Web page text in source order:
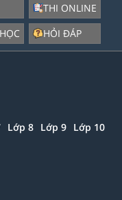
THI ONLINE
HỎI ĐÁP
Lớp 8 Lớp 9 Lớp 10